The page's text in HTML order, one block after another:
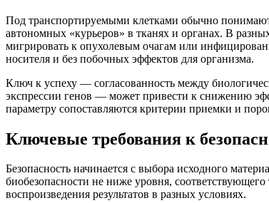
Под транспортируемыми клетками обычно понимают
автономных «курьеров» в тканях и органах. В
мигрировать к опухолевым очагам или
носителя и без побочных эффектов для организма.
Ключ к успеху — согласованность между
экспрессии генов — может привести к снижению
параметру сопоставляются критерии приемки и
Ключевые требования к
Безопасность начинается с выбора исходного
биобезопасности не ниже уровня,
воспроизведения результатов в разных условиях.